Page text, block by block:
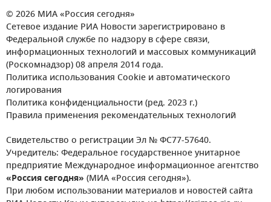
© 2026 МИА «Россия сегодня»
Сетевое издание РИА Новости зарегистрировано в
Федеральной службе по надзору в сфере связи,
информационных технологий и массовых коммуникаций
(Роскомнадзор) 08 апреля 2014 года.
Политика использования Cookie и автоматического
логирования
Политика конфиденциальности (ред. 2023 г.)
Правила применения рекомендательных технологий
Свидетельство о регистрации Эл № ФС77-57640.
Учредитель: Федеральное государственное унитарное
предприятие Международное информационное агентство
«Россия сегодня» (МИА «Россия сегодня»).
При любом использовании материалов и новостей сайта